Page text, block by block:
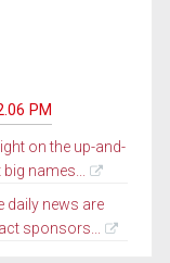
PM
on the up-and-
names...
daily news are
sponsors...